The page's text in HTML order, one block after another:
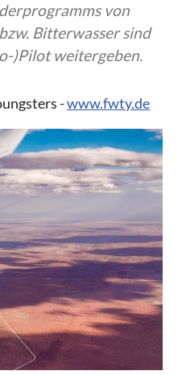
von
Bitterwasser sind
)Pilot weitergeben.
-www.fwty.de